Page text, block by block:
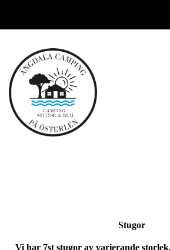
Stugor
Vi har 7st stugor av varierande